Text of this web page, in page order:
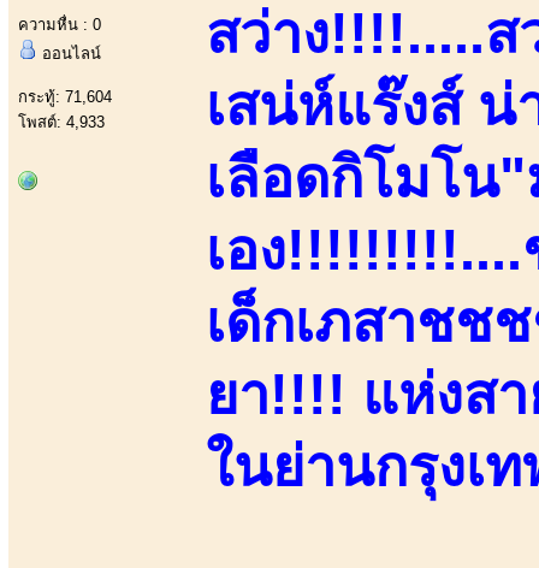
ความหื่น : 0
ออนไลน์
กระทู้: 71,604
โพสต์: 4,933
สว่าง!!!!.....ส
เสน่ห์แร๊งส์
เลือดกิโมโน"
เอง!!!!!!!!!....
เด็กเภสาชช
ยา!!!! แห่งส
ในย่านกรุงเ